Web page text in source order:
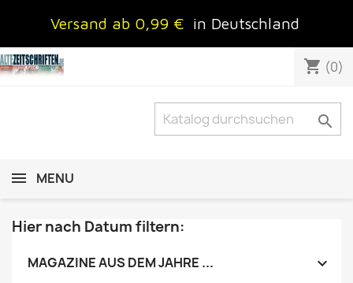
Versand ab 0,99 € in Deutschland
shopping_cart (0)

MENU
Hier nach Datum filtern:
MAGAZINE AUS DEM JAHRE ... 